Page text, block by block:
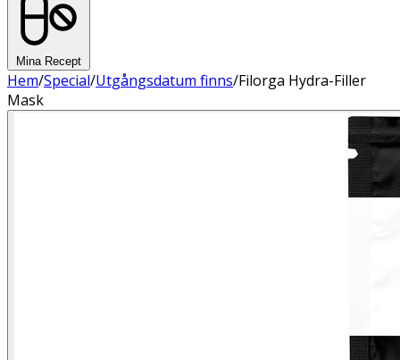
Mina Recept
Hem/Special/Utgångsdatum finns/Filorga Hydra-Filler
Mask